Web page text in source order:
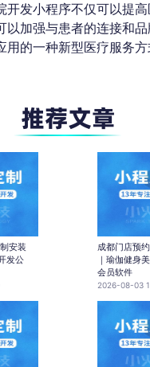
开发小程序不仅可以提
以加强与患者的连接和
的一种新型医疗服务方
安装
发公
成都门店预
｜瑜伽健身
会员软件
2026-08-03